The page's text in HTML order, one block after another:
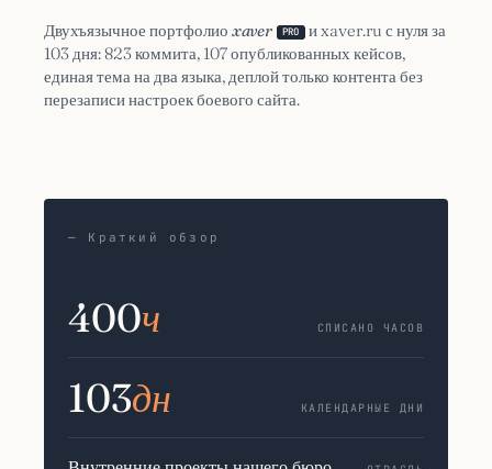
Двухъязычное портфолио xaver PRO и xaver.ru с нуля за
103 дня: 823 коммита, 107 опубликованных кейсов,
единая тема на два языка, деплой только контента без
перезаписи настроек боевого сайта.
— Краткий обзор
400ч СПИСАНО ЧАСОВ
103дн КАЛЕНДАРНЫЕ ДНИ